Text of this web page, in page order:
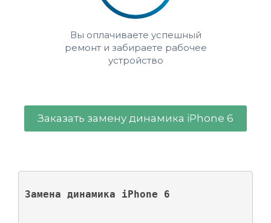
Вы оплачиваете успешный
ремонт и забираете рабочее
устройство
Заказать замену динамика iPhone 6
Замена динамика iPhone 6